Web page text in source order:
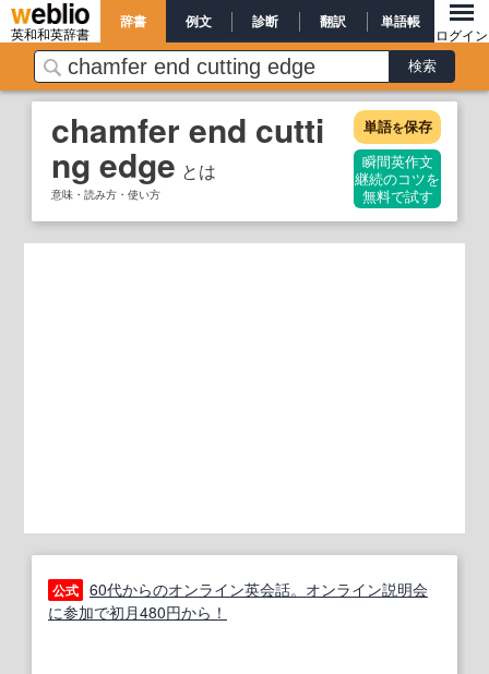
英和和英辞書
辞書 例文 診断 翻訳 単語帳
ログイン
chamfer end cutti
ng edge とは
意味・読み方・使い方
単語を保存
瞬間英作文
継続のコツを
無料で試す
公式 60代からのオンライン英会話。オンライン説明会
に参加で初月480円から！